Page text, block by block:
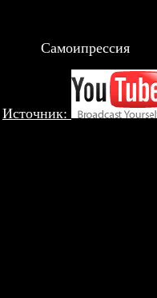
Самоипрессия
Источник: